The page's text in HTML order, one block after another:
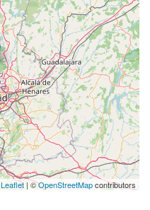
Leaflet | ©OpenStreetMapcontributors